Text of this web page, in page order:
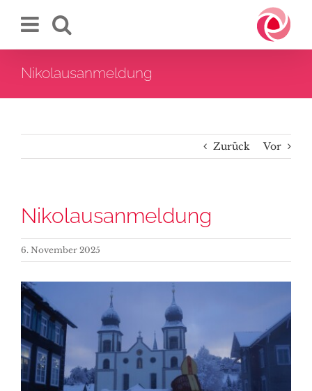
Inhalt
Nikolausanmeldung
Zurück Vor
Nikolausanmeldung
6. November 2025
Zeige
grösseres
Bild